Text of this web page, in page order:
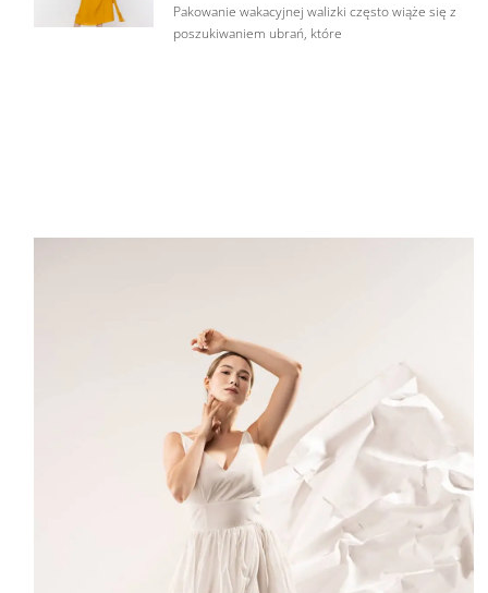
Pakowanie wakacyjnej walizki często wiąże się z
poszukiwaniem ubrań, które